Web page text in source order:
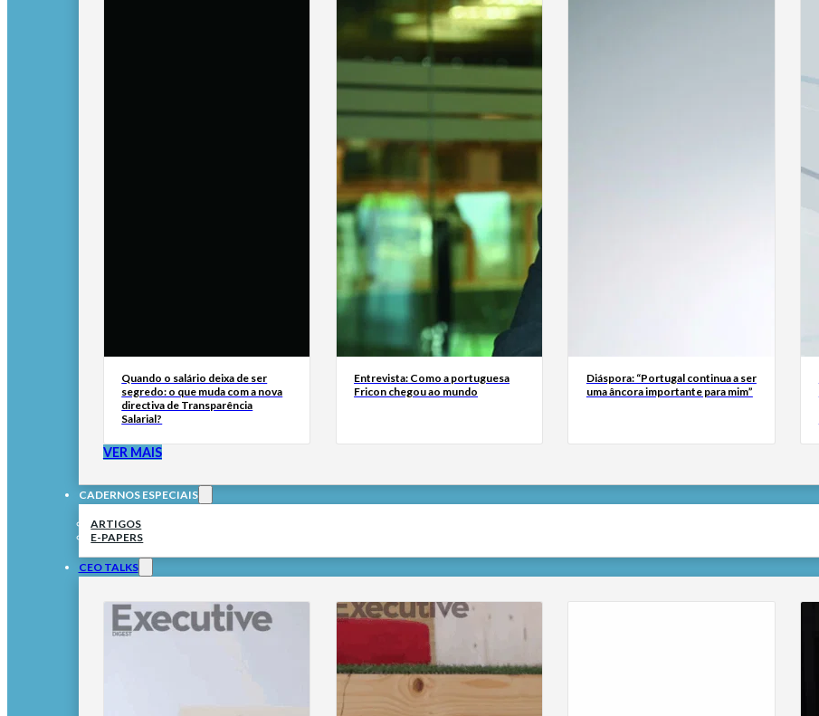
Quando o salário deixa de ser
segredo: o que muda com a nova
directiva de Transparência
Salarial?
Entrevista: Como a portuguesa
Fricon chegou ao mundo
Diáspora: “Portugal continua a ser
uma âncora importante para mim”
VER MAIS
CADERNOS ESPECIAIS
ARTIGOS
E-PAPERS
CEO TALKS